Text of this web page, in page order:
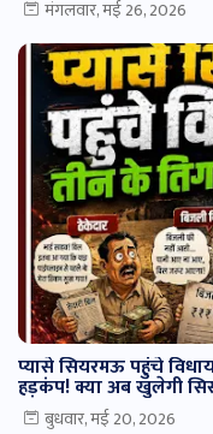
मंगलवार, मई 26, 2026
प्यासे सियरमऊ पहुंचे
हड़कंप! क्या अब खुलेगी
बुधवार, मई 20, 2026